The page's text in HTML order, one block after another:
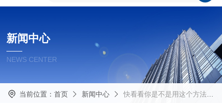
新闻中心
NEWS CENTER
当前位置： 首页 新闻中心 快看看你是不是用这个方法使用恒速电动搅拌器的？